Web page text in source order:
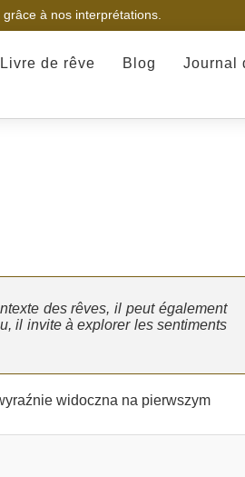
à nos interprétations.
Livre de rêve Blog Journal
des rêves, il peut également
il invite à explorer les sentiments